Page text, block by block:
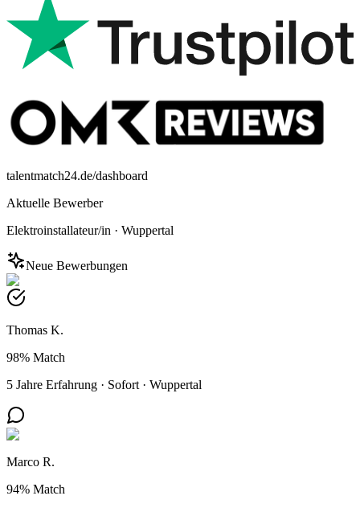
talentmatch24.de/dashboard
Aktuelle Bewerber
Elektroinstallateur/in · Wuppertal
Neue Bewerbungen
Thomas K.
98% Match
5 Jahre Erfahrung · Sofort · Wuppertal
Marco R.
94% Match